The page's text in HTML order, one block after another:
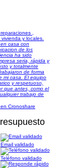
,
y locales.
casa con
de los
ha sido
seria, rápida y
y totalmente
de forma
mi casa. El equipo
y respetuoso,
que antes, como el
trabajo de
Cronoshare
Email validado
Teléfono validado